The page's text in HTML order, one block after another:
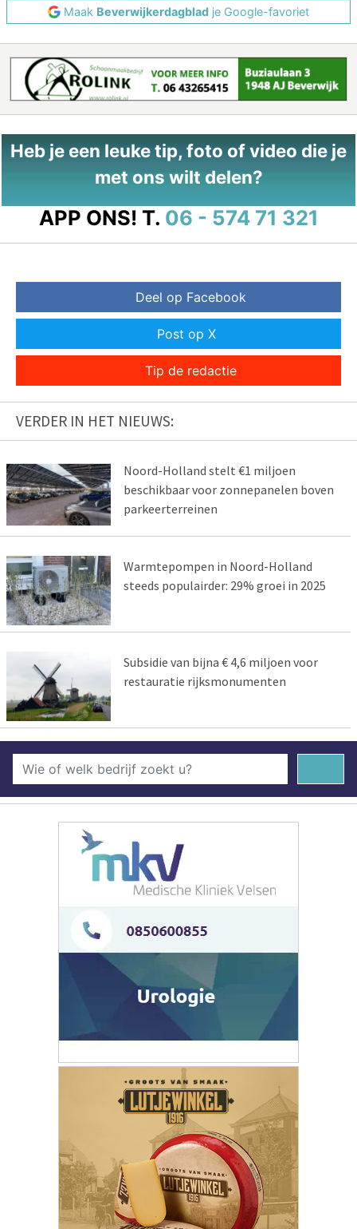
Maak Beverwijkerdagblad je Google-favoriet
Heb je een leuke tip, foto of video die je
met ons wilt delen?
APP ONS! T. 06 - 574 71 321
Deel op Facebook
Post op X
Tip de redactie
VERDER IN HET NIEUWS:
Noord-Holland stelt €1 miljoen
beschikbaar voor zonnepanelen boven
parkeerterreinen
Warmtepompen in Noord-Holland
steeds populairder: 29% groei in 2025
Subsidie van bijna € 4,6 miljoen voor
restauratie rijksmonumenten